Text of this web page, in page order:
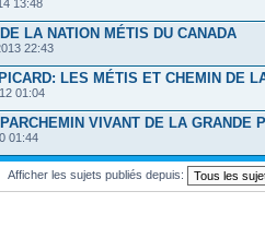
13:48
LA NATION MÉTIS DU CANADA
22:43
LES MÉTIS ET CHEMIN DE
01:04
VIVANT DE LA GRANDE
01:44
Afficher les sujets publiés depuis: